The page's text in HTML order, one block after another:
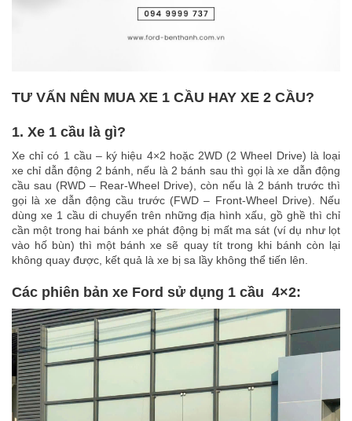
TƯ VẤN NÊN MUA XE 1 CẦU HAY XE 2 CẦU?
1. Xe 1 cầu là gì?
Xe chỉ có 1 cầu – ký hiệu 4×2 hoặc 2WD (2 Wheel Drive) là loại
xe chỉ dẫn động 2 bánh, nếu là 2 bánh sau thì gọi là xe dẫn động
cầu sau (RWD – Rear-Wheel Drive), còn nếu là 2 bánh trước thì
gọi là xe dẫn động cầu trước (FWD – Front-Wheel Drive). Nếu
dùng xe 1 cầu di chuyển trên những địa hình xấu, gồ ghề thì chỉ
cần một trong hai bánh xe phát động bị mất ma sát (ví dụ như lọt
vào hố bùn) thì một bánh xe sẽ quay tít trong khi bánh còn lại
không quay được, kết quả là xe bị sa lầy không thể tiến lên.
Các phiên bản xe Ford sử dụng 1 cầu 4×2: